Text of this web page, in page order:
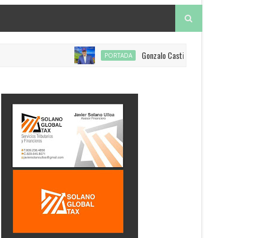
PORTADA Gonzalo Castillo anuncia restitución de visado